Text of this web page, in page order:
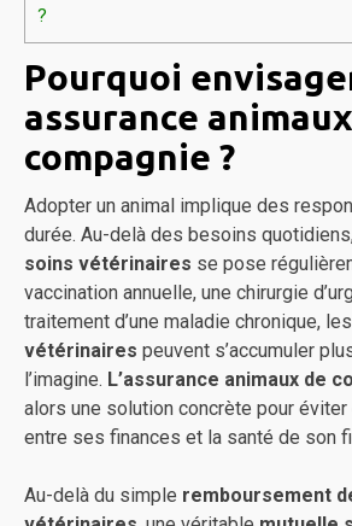
?
Pourquoi
assurance
compagnie ?
Adopter un animal implique des
durée. Au-delà des besoins
soins vétérinaires se pose
vaccination annuelle, une chirurgie
traitement d’une maladie chronique, les
vétérinaires peuvent s’accumuler
l’imagine. L’assurance animaux de
alors une solution concrète pour éviter
entre ses finances et la santé de son
Au-delà du simple remboursement